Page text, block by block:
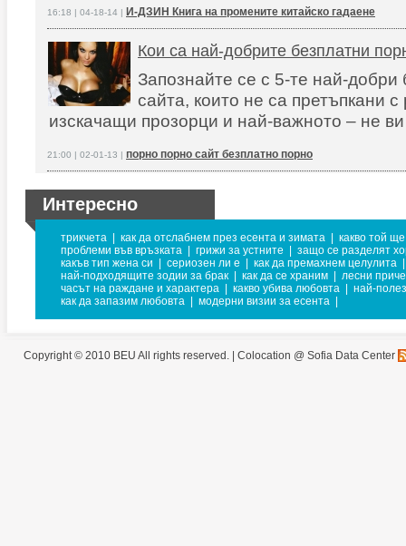
16:18 | 04-18-14 | И-ДЗИН Книга на промените китайско гадаене
Кои са най-добрите безплатни
Запознайте се с 5-те най-добри
сайта, които не са претъпкани
изскачащи прозорци и най-важното – не
21:00 | 02-01-13 | порно порно сайт безплатно порно
Интересно
трикчета как да отслабнем през есента и зимата
какво той
проблеми във връзката
грижи за устните
защо се разделят
какъв тип жена си
сериозен ли е как да премахнем целулита
най-подходящите зодии за брак
как да се храним
лесни
часът на раждане и характера
какво убива любовта
най-
как да запазим любовта
модерни визии за есента
Copyright © 2010 BEU All rights reserved. | Colocation @ Sofia Data Center